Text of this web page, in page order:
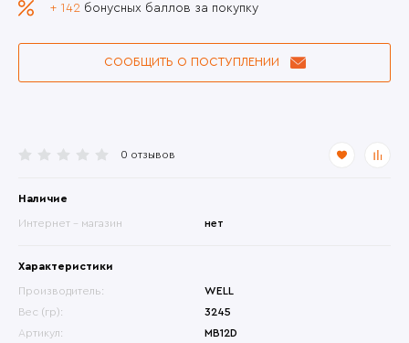
0 отзывов
Наличие
Интернет - магазин нет
Характеристики
Производитель:
WELL
Вес (гр):
3245
Артикул:
MB12D
+ 142 бонусных баллов за покупку
СООБЩИТЬ О ПОСТУПЛЕНИИ